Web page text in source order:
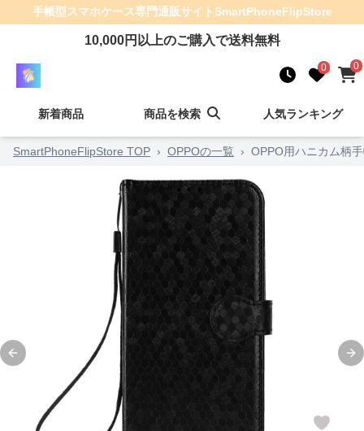
手帳型スマホケース専門通販サイトSmartPhoneFlipStore
10,000円以上のご購入で送料無料
0 0
新着商品 商品を検索 人気ランキング
SmartPhoneFlipStore TOP › OPPOの一覧 › OPPO用ハニカム柄
Previous slide